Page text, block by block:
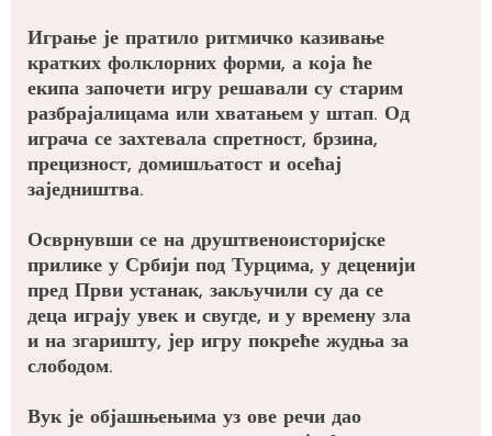
Играње је пратило ритмичко казивање
кратких фолклорних форми, а која ће
екипа започети игру решавали су старим
разбрајалицама или хватањем у штап. Од
играча се захтевала спретност, брзина,
прецизност, домишљатост и осећај
заједништва.
Осврнувши се на друштвеноисторијске
прилике у Србији под Турцима, у деценији
пред Први устанак, закључили су да се
деца играју увек и свугде, и у времену зла
и на згаришту, јер игру покреће жудња за
слободом.
Вук је објашњењима уз ове речи дао